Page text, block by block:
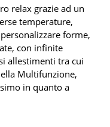
relax grazie ad un
temperature,
forme,
con infinite
allestimenti tra cui
Multifunzione,
in quanto a